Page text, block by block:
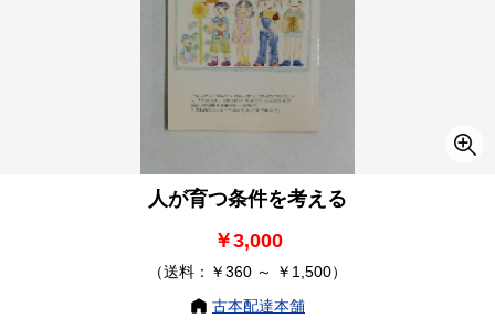
人が育つ条件を考える
￥3,000
（送料：￥360 ～ ￥1,500）
古本配達本舗